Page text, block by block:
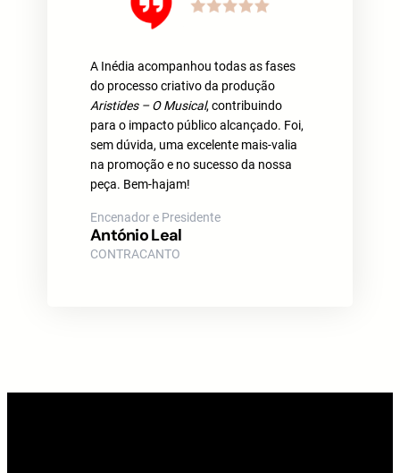
A Inédia acompanhou todas as fases
do processo criativo da produção
Aristides – O Musical, contribuindo
para o impacto público alcançado. Foi,
sem dúvida, uma excelente mais-valia
na promoção e no sucesso da nossa
peça. Bem-hajam!
Encenador e Presidente
António Leal
CONTRACANTO